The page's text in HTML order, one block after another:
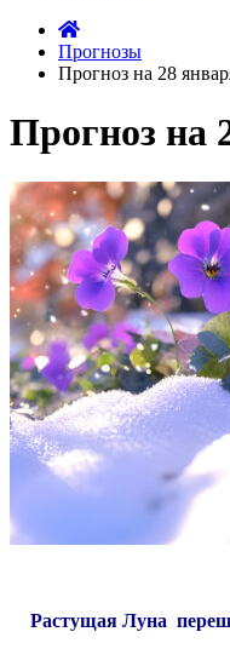
Прогнозы
Прогноз на 28
Прогноз на
Растущая Луна